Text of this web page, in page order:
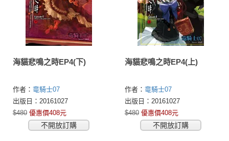
海貓悲鳴之時EP4(下)
作者： 竜騎士07
出版日：20161027
$480 優惠價408元
不開放訂購
海貓悲鳴之時EP4(上)
作者： 竜騎士07
出版日：20161027
$480 優惠價408元
不開放訂購